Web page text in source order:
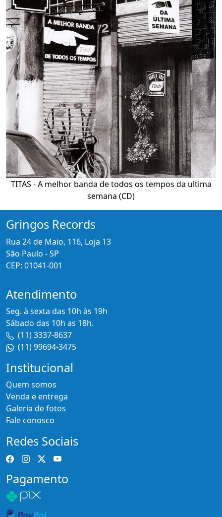
TITAS - A melhor banda de todos os tempos da ultima
semana (CD)
Gringos Records
Rua 24 de Maio, 116, Loja 13
São Paulo - SP
CEP: 01041-001
Atendimento
Seg. à sexta das 10h às 19h
Sábado das 10h as 18h.
(11) 3337-8637
(11) 99694-3475
Institucional
Quem somos
Venda e entrega
Galeria de fotos
Fale conosco
Redes Sociais
Pagamento